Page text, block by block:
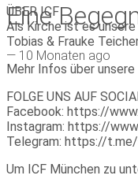
Eine
— 10 Monaten ago
ÜBER ICF
Als Kirche ist es
Tobias & Frauke
Mehr Infos über
FOLGE UNS AUF
Facebook: https://
Instagram: https://
Telegram: https://
Um ICF München zu